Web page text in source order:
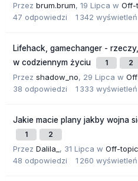
Przez brum.brum, 19 Lipca w Off-
47 odpowiedzi 1 342 wyświetleń
Lifehack, gamechanger -
w codziennym życiu
1 2
Przez shadow_no, 29 Lipca w
38 odpowiedzi 1 333 wyświetleń
Jakie macie plany jakby wojna
1 2
Przez Dalila_ , 31 Lipca w Off-topic
48 odpowiedzi 1 260 wyświetleń